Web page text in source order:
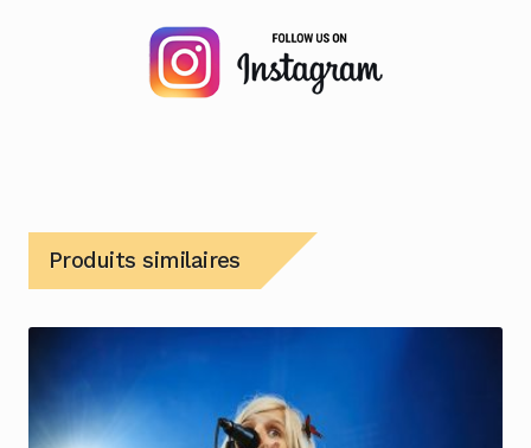
Produits similaires